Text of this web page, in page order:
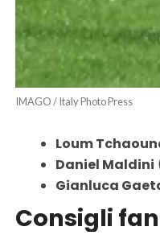
IMAGO / Italy Photo Press
Loum
Daniel Maldini
Gianluca
Consigli